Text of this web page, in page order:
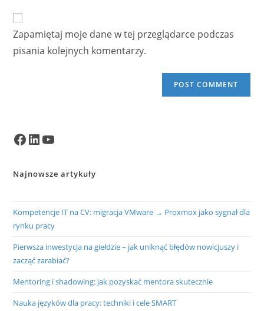
URL
(optional)
Zapamiętaj moje dane w tej przeglądarce podczas
pisania kolejnych komentarzy.
Facebook
LinkedInYouTube
Najnowsze artykuły
Kompetencje IT na CV: migracja VMware → Proxmox jako sygnał dla
rynku pracy
Pierwsza inwestycja na giełdzie – jak uniknąć błędów nowicjuszy i
zacząć zarabiać?
Mentoring i shadowing: jak pozyskać mentora skutecznie
Nauka języków dla pracy: techniki i cele SMART